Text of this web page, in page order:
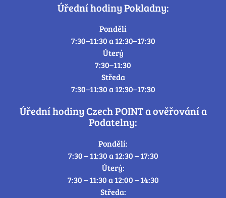
Úřední hodiny Pokladny:
Pondělí
7:30–11:30 a 12:30–17:30
Úterý
7:30–11:30
Středa
7:30–11:30 a 12:30–17:30
Úřední hodiny Czech POINT a ověřování a
Podatelny:
Pondělí:
7:30 – 11:30 a 12:30 – 17:30
Úterý:
7:30 – 11:30 a 12:00 – 14:30
Středa: